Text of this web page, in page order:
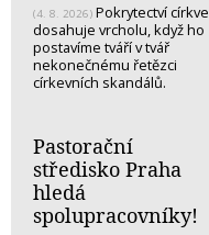
(4. 8. 2026) Pokrytectví církve
dosahuje vrcholu, když ho
postavíme tváří v tvář
nekonečnému řetězci
církevních skandálů.
Pastorační
středisko Praha
hledá
spolupracovníky!